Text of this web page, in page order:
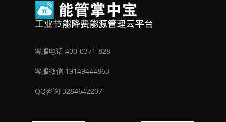
客服电话 400-0371-828
客服微信 19149444863
QQ咨询 3284642207